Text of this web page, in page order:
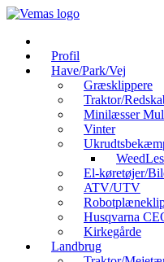
Videre
indhold
Profil
Have/Park/Vej
Græsklippere
Traktor/
Minilæsser
Vinter
El-køretøjer/
ATV/UTV
Husqvarna
Kirkegårde
Landbrug